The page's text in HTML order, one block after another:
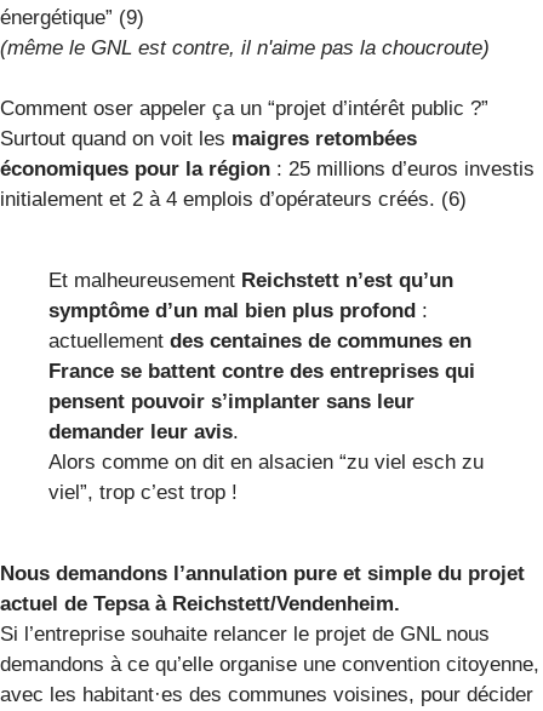
énergétique” (9)
(même le GNL est contre, il n'aime pas la choucroute)
Comment oser appeler ça un “projet d’intérêt public ?”
Surtout quand on voit les maigres retombées
économiques pour la région : 25 millions d’euros investis
initialement et 2 à 4 emplois d’opérateurs créés. (6)
Et malheureusement Reichstett n’est qu’un
symptôme d’un mal bien plus profond :
actuellement des centaines de communes en
France se battent contre des entreprises qui
pensent pouvoir s’implanter sans leur
demander leur avis.
Alors comme on dit en alsacien “zu viel esch zu
viel”, trop c’est trop !
Nous demandons l’annulation pure et simple du projet
actuel de Tepsa à Reichstett/Vendenheim.
Si l’entreprise souhaite relancer le projet de GNL nous
demandons à ce qu’elle organise une convention citoyenne,
avec les habitant·es des communes voisines, pour décider